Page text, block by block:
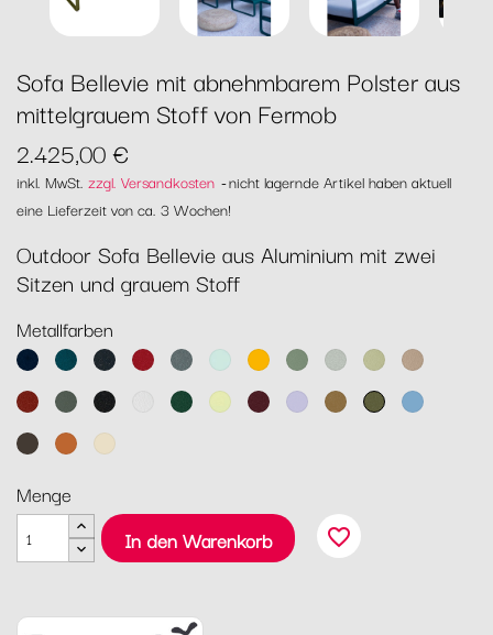
Sofa Bellevie mit abnehmbarem Polster aus
mittelgrauem Stoff von Fermob
2.425,00 €
inkl. MwSt. zzgl. Versandkosten nicht lagernde Artikel haben aktuell
eine Lieferzeit von ca. 3 Wochen!
Outdoor Sofa Bellevie aus Aluminium mit zwei
Sitzen und grauem Stoff
Metallfarben
AbyssblauAcapulcoblau
Anthrazit
Chili Gewittergrau
Gletscherminze
HonigKaktusLehmgrau
LindgrünMuskat
OckerRosmarin
Lakritz Baumwollweiß
Zederngrün
Zitronensorbet
Schwarzkirsche
Marshmallo
Lebkuchen
PestoMaya
TonkaKandierte
Latte-
Menge
In den Warenkorb
favorite_border